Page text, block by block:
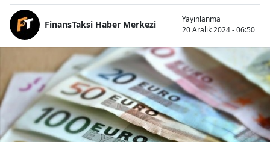
FinansTaksi Haber Merkezi
Yayınlanma
20 Aralık 2024 - 06:50